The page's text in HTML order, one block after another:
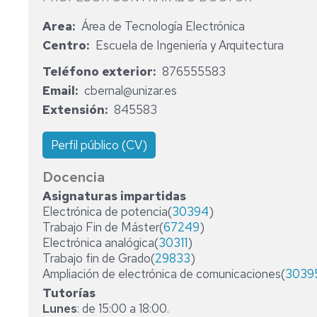
CONSEJO
DEPARTAMENTO
DE
DEPARTAMENTO
COMISIÓN
PERMANENTE
ENTIDADES
COLABORADORAS
IMPRESOS
Area
Área de Tecnología Electrónica
Centro
Escuela de Ingeniería y Arquitectura
Teléfono exterior
876555583
Email
cbernal@unizar.es
Extensión
845583
Perfil público (CV)
Docencia
Asignaturas impartidas
Electrónica de potencia(30394)
Trabajo Fin de Máster(67249)
Electrónica analógica(30311)
Trabajo fin de Grado(29833)
Ampliación de electrónica de comunicaciones(
Tutorías
Lunes: de 15:00 a 18:00.